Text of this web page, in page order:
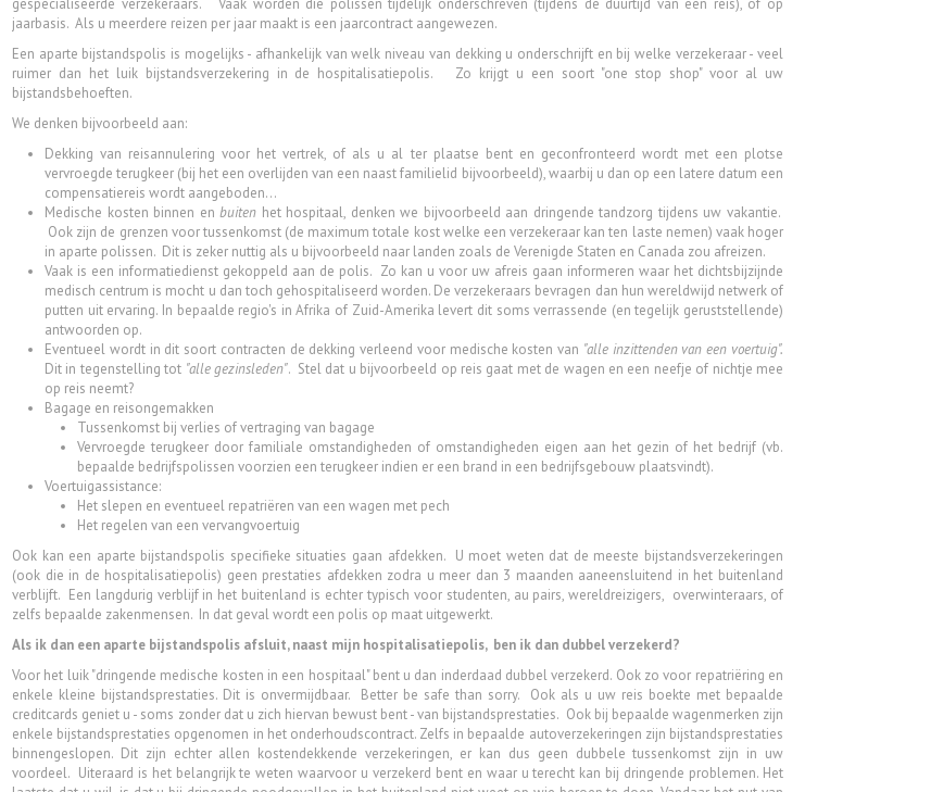
gespecialiseerde verzekeraars. Vaak worden die polissen tijdelijk onderschreven (tijdens de duurtijd van een reis), of op
jaarbasis. Als u meerdere reizen per jaar maakt is een jaarcontract aangewezen.
Een aparte bijstandspolis is mogelijks - afhankelijk van welk niveau van dekking u onderschrijft en bij welke verzekeraar - veel
ruimer dan het luik bijstandsverzekering in de hospitalisatiepolis. Zo krijgt u een soort "one stop shop" voor al uw
bijstandsbehoeften.
We denken bijvoorbeeld aan:
Dekking van reisannulering voor het vertrek, of als u al ter plaatse bent en geconfronteerd wordt met een plotse
vervroegde terugkeer (bij het een overlijden van een naast familielid bijvoorbeeld), waarbij u dan op een latere datum een
compensatiereis wordt aangeboden...
Medische kosten binnen enbuiten het hospitaal, denken we bijvoorbeeld aan dringende tandzorg tijdens uw vakantie.
Ook zijn de grenzen voor tussenkomst (de maximum totale kost welke een verzekeraar kan ten laste nemen) vaak hoger
in aparte polissen. Dit is zeker nuttig als u bijvoorbeeld naar landen zoals de Verenigde Staten en Canada zou afreizen.
Vaak is een informatiedienst gekoppeld aan de polis. Zo kan u voor uw afreis gaan informeren waar het dichtsbijzijnde
medisch centrum is mocht u dan toch gehospitaliseerd worden. De verzekeraars bevragen dan hun wereldwijd netwerk of
putten uit ervaring. In bepaalde regio's in Afrika of Zuid-Amerika levert dit soms verrassende (en tegelijk geruststellende)
antwoorden op.
Eventueel wordt in dit soort contracten de dekking verleend voor medische kosten van "alle inzittenden van een voertuig".
Dit in tegenstelling tot "alle gezinsleden". Stel dat u bijvoorbeeld op reis gaat met de wagen en een neefje of nichtje mee
op reis neemt?
Bagage en reisongemakken
Tussenkomst bij verlies of vertraging van bagage
Vervroegde terugkeer door familiale omstandigheden of omstandigheden eigen aan het gezin of het bedrijf (vb.
bepaalde bedrijfspolissen voorzien een terugkeer indien er een brand in een bedrijfsgebouw plaatsvindt).
Voertuigassistance:
Het slepen en eventueel repatriëren van een wagen met pech
Het regelen van een vervangvoertuig
Ook kan een aparte bijstandspolis specifieke situaties gaan afdekken. U moet weten dat de meeste bijstandsverzekeringen
(ook die in de hospitalisatiepolis) geen prestaties afdekken zodra u meer dan 3 maanden aaneensluitend in het buitenland
verblijft. Een langdurig verblijf in het buitenland is echter typisch voor studenten, au pairs, wereldreizigers, overwinteraars, of
zelfs bepaalde zakenmensen. In dat geval wordt een polis op maat uitgewerkt.
Als ik dan een aparte bijstandspolis afsluit, naast mijn hospitalisatiepolis, ben ik dan dubbel verzekerd?
Voor het luik "dringende medische kosten in een hospitaal" bent u dan inderdaad dubbel verzekerd. Ook zo voor repatriëring en
enkele kleine bijstandsprestaties. Dit is onvermijdbaar. Better be safe than sorry. Ook als u uw reis boekte met bepaalde
creditcards geniet u - soms zonder dat u zich hiervan bewust bent - van bijstandsprestaties. Ook bij bepaalde wagenmerken zijn
enkele bijstandsprestaties opgenomen in het onderhoudscontract. Zelfs in bepaalde autoverzekeringen zijn bijstandsprestaties
binnengeslopen. Dit zijn echter allen kostendekkende verzekeringen, er kan dus geen dubbele tussenkomst zijn in uw
voordeel. Uiteraard is het belangrijk te weten waarvoor u verzekerd bent en waar u terecht kan bij dringende problemen. Het